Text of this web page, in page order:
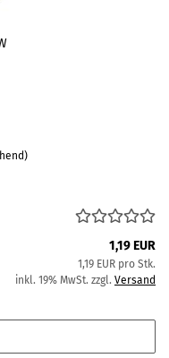
1,19 EUR
1,19 EUR pro Stk.
inkl. 19% MwSt. zzgl. Versand